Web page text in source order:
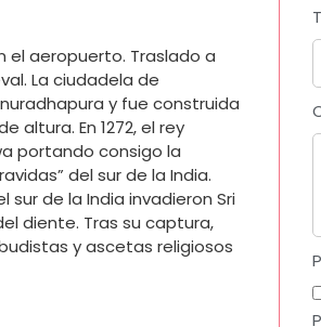
el aeropuerto. Traslado a
La ciudadela de
y fue construida
altura. En 1272, el rey
portando consigo la
del sur de la India.
sur de la India invadieron Sri
diente. Tras su captura,
y ascetas religiosos